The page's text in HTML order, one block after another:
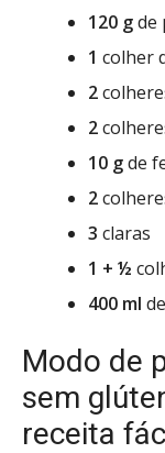
120 gde
1 colher
2
2
10 gde
2
3 claras
1 + ½
400 ml
Modo de
sem
receita